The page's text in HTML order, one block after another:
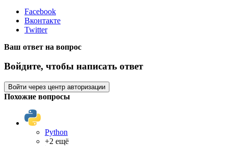
Facebook
Вконтакте
Twitter
Ваш ответ на вопрос
Войдите, чтобы написать ответ
Войти через центр авторизации
Похожие вопросы
Python
+2 ещё